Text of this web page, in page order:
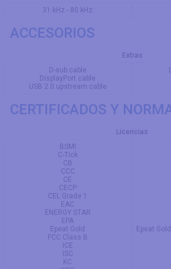
31 kHz - 80 kHz
ACCESORIOS
Extras
D-sub cable
DisplayPort cable
USB 2.0 upstream cable
CERTIFICADOS Y
Licencias
BSMI
C-Tick
CB
CCC
CE
CECP
CEL Grade 1
EAC
ENERGY STAR
EPA
Epeat Gold
FCC Class B
ICE
ISC
KC
Epeat